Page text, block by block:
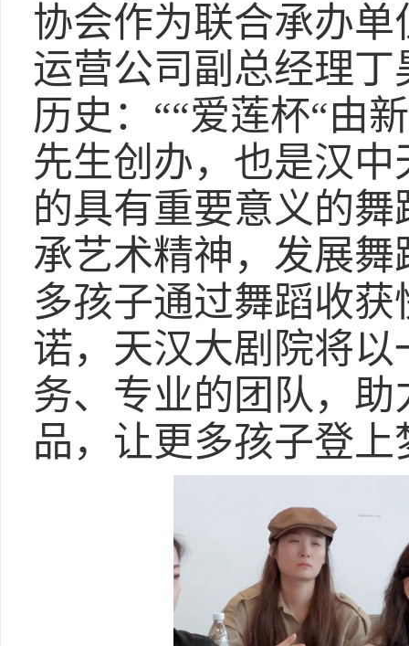
协会作为联合承办
运营公司副总经理丁
历史：““爱莲杯“由
先生创办，也是汉
的具有重要意义的
承艺术精神，发展舞
多孩子通过舞蹈收
诺，天汉大剧院将
务、专业的团队，
品，让更多孩子登